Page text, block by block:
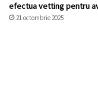
efectua vetting pentru
21 octombrie 2025